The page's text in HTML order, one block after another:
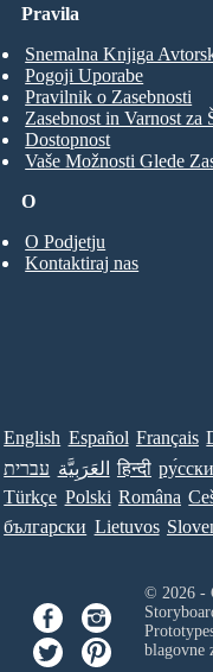
O
O Podjetju
Kontaktiraj nas
Pravila
Snemalna Knjiga
Pogoji Uporabe
Pravilnik o Zasebnosti
Zasebnost in Varnost za
Dostopnost
Vaše Možnosti Glede
English Español Français
עברית العَرَبِيَّة हिन्दी
Türkçe Polski Româna
български Lietuvos
© 2026 -
blagovne